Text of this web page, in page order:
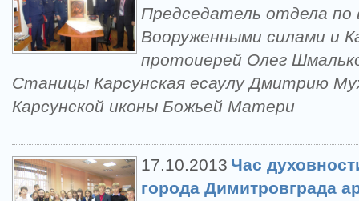
Председатель отдела по
Вооруженными силами и
протоиерей Олег
Станицы Карсунская есаулу Дмитрию
Карсунской иконы Божьей Матери
17.10.2013 Час
города Димитровграда